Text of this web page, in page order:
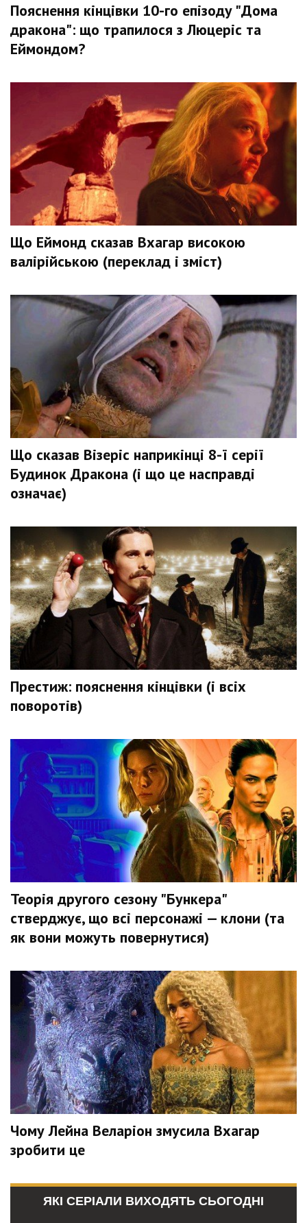
Пояснення кінцівки 10-го епізоду "Дома
дракона": що трапилося з Люцеріс та
Еймондом?
Що Еймонд сказав Вхагар високою
валірійською (переклад і зміст)
Що сказав Візеріс наприкінці 8-ї серії
Будинок Дракона (і що це насправді
означає)
Престиж: пояснення кінцівки (і всіх
поворотів)
Теорія другого сезону "Бункера"
стверджує, що всі персонажі — клони (та
як вони можуть повернутися)
Чому Лейна Веларіон змусила Вхагар
зробити це
ЯКІ СЕРІАЛИ ВИХОДЯТЬ СЬОГОДНІ